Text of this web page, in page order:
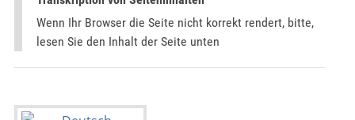
Wenn Ihr Browser die Seite nicht korrekt rendert, bitte,
lesen Sie den Inhalt der Seite unten